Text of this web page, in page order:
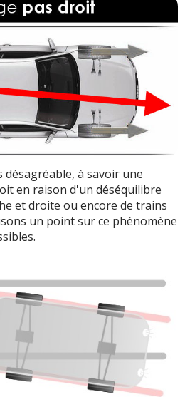
à savoir une
en raison d'un déséquilibre
et droite ou encore de trains
un point sur ce phénomène